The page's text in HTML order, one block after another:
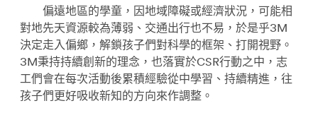
偏遠地區的學童，因地域障礙或經濟狀況，可能相
對地先天資源較為薄弱、交通出行也不易，於是乎3M
決定走入偏鄉，解鎖孩子們對科學的框架、打開視野。
3M秉持持續創新的理念，也落實於CSR行動之中，志
工們會在每次活動後累積經驗從中學習、持續精進，往
孩子們更好吸收新知的方向來作調整。